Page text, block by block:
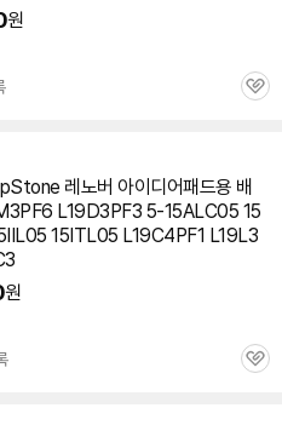
원
관
레노버 아이디어패드용 배
L19D3PF3 5-15ALC05 15
15ITL05 L19C4PF1 L19L3
원
관